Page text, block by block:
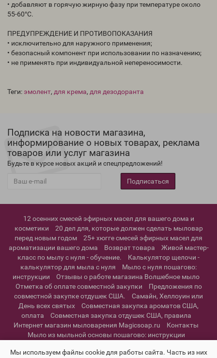
• добавляют в горячую жирную фазу при температуре около
55-60°С.
ПРЕДУПРЕЖДЕНИЕ И ПРОТИВОПОКАЗАНИЯ
• исключительно для наружного применения;
• безопасный компонент при использовании по назначению;
• не применять при индивидуальной непереносимости.
Теги: эмолент, для крема, для дезодоранта
Подписка на новости магазина,
информирование о новых товарах, реклама
товаров или услуг магазина
Будьте в курсе новых акций и спецпредложений!
Подписаться
12 осенних смесей эфирных масел для вашего дома и
косметики
20 дел для, которые должен сделать мыловар
перед новым годом
25+ хюгге смесей эфирных масел для
ароматизации вашего дома
Возврат товара
Живой мастер-
класс по мылу с нуля - обучение.
Калькулятор щелочи -
калькулятор для мыла с нуля
Мыло с нуля пошагово:
инструкции
Отзывы о работе магазина Волшебное мыло
Отметка об оплате совместной закупки
Предложения по
совместной закупке отдушек США.
Самайн, Хеллоуин или
День всех святых
Совместная закупка ароматов США,
оплата
Совместная закупка отдушек США, правила
Интернет магазин мыловарения Magicsoap.ru
Контакты
Мыло из мыльной основы пошагово: инструкции
пользовательское соглашение
Мы используем файлы cookie для работы сайта. Часть из них